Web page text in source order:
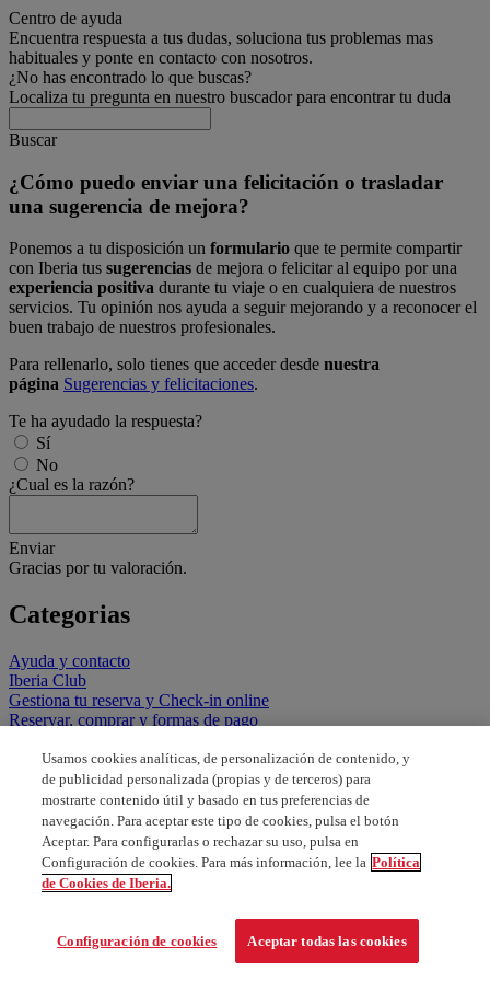
Centro de ayuda
Encuentra respuesta a tus dudas, soluciona tus problemas mas
habituales y ponte en contacto con nosotros.
¿No has encontrado lo que buscas?
Localiza tu pregunta en nuestro buscador para encontrar tu duda
Buscar
¿Cómo puedo enviar una felicitación o trasladar
una sugerencia de mejora?
Ponemos a tu disposición un formulario que te permite compartir
con Iberia tus sugerencias de mejora o felicitar al equipo por una
experiencia positiva durante tu viaje o en cualquiera de nuestros
servicios. Tu opinión nos ayuda a seguir mejorando y a reconocer el
buen trabajo de nuestros profesionales.
Para rellenarlo, solo tienes que acceder desde nuestra
página Sugerencias y felicitaciones.
Te ha ayudado la respuesta?
Sí
No
¿Cual es la razón?
Enviar
Gracias por tu valoración.
Categorias
Ayuda y contacto
Iberia Club
Gestiona tu reserva y Check-in online
Reservar, comprar y formas de pago
Menores, familias, asistencia especial y documentación
Tarifas, descuentos, promociones y vuelos especiales
Vuelos y servicios en el aeropuerto
Nuestras clases y servicios a bordo
Usamos cookies analíticas, de personalización de contenido, y
de publicidad personalizada (propias y de terceros) para
mostrarte contenido útil y basado en tus preferencias de
navegación. Para aceptar este tipo de cookies, pulsa el botón
Aceptar. Para configurarlas o rechazar su uso, pulsa en
Configuración de cookies. Para más información, lee la Política
de Cookies de Iberia.
Configuración de cookies Aceptar todas las cookies